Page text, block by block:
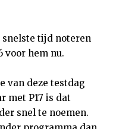
tijd noteren
voor hem nu.
van deze testdag
met P17 is dat
snel te noemen.